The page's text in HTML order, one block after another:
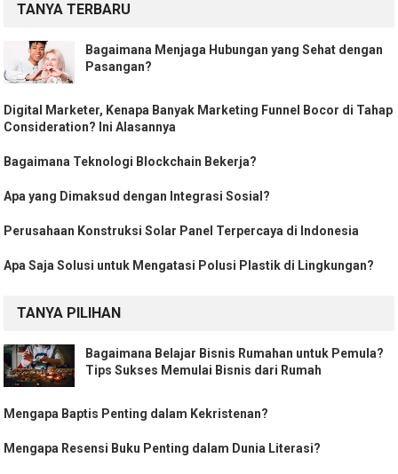
TANYA TERBARU
Bagaimana Menjaga Hubungan yang Sehat dengan
Pasangan?
Digital Marketer, Kenapa Banyak Marketing Funnel Bocor di Tahap
Consideration? Ini Alasannya
Bagaimana Teknologi Blockchain Bekerja?
Apa yang Dimaksud dengan Integrasi Sosial?
Perusahaan Konstruksi Solar Panel Terpercaya di Indonesia
Apa Saja Solusi untuk Mengatasi Polusi Plastik di Lingkungan?
TANYA PILIHAN
Bagaimana Belajar Bisnis Rumahan untuk Pemula?
Tips Sukses Memulai Bisnis dari Rumah
Mengapa Baptis Penting dalam Kekristenan?
Mengapa Resensi Buku Penting dalam Dunia Literasi?